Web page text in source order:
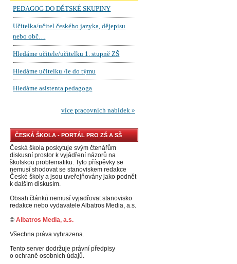
ČESKÁ ŠKOLA - PORTÁL PRO ZŠ A SŠ
Česká škola poskytuje svým čtenářům
diskusní prostor k vyjádření názorů na
školskou problematiku. Tyto příspěvky se
nemusí shodovat se stanoviskem redakce
České školy a jsou uveřejňovány jako podnět
k dalším diskusím.
Obsah článků nemusí vyjadřovat stanovisko
redakce nebo vydavatele Albatros Media, a.s.
© Albatros Media, a.s.
Všechna práva vyhrazena.
Tento server dodržuje právní předpisy
o ochraně osobních údajů.